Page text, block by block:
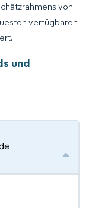
von
verfügbaren
und